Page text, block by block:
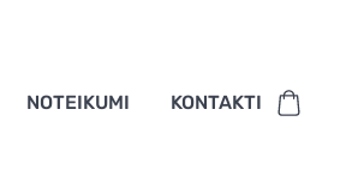
NOTEIKUMI KONTAKTI